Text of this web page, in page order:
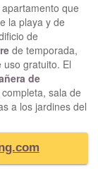
que
la playa y de
de
de temporada,
gratuito. El
de
sala de
a los jardines del